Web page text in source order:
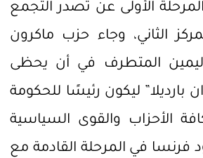
الأولى عن تصدر التجمع
الثاني، وجاء حزب ماكرون
المتطرف في أن يحظى
بارديلا” ليكون رئيسًا للحكومة
الأحزاب والقوى السياسية
فرنسا في المرحلة القادمة مع